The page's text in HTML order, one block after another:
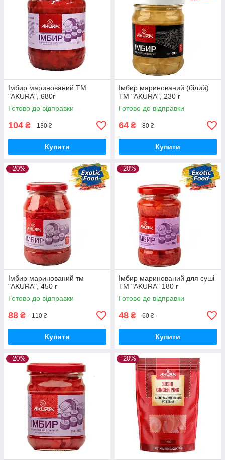
Імбир маринований ТМ
"AKURA", 680г
Готово до відправки
104 ₴ 130 ₴
Купити
Імбир маринований (білий)
ТМ "AKURA", 230 г
Готово до відправки
64 ₴ 80 ₴
Купити
–20%
Імбир маринований тм
"AKURA", 450 г
Готово до відправки
88 ₴ 110 ₴
Купити
–20%
Імбир маринований для суші
ТМ "AKURA" 180 г
Готово до відправки
48 ₴ 60 ₴
Купити
–20% –20%